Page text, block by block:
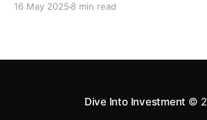
與企業 SSD 商轉風險需密切關注。
16 May 2025 8 min read
Dive Into Investment ©